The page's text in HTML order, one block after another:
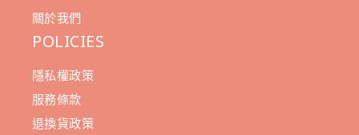
關於我們
POLICIES
隱私權政策
服務條款
退換貨政策